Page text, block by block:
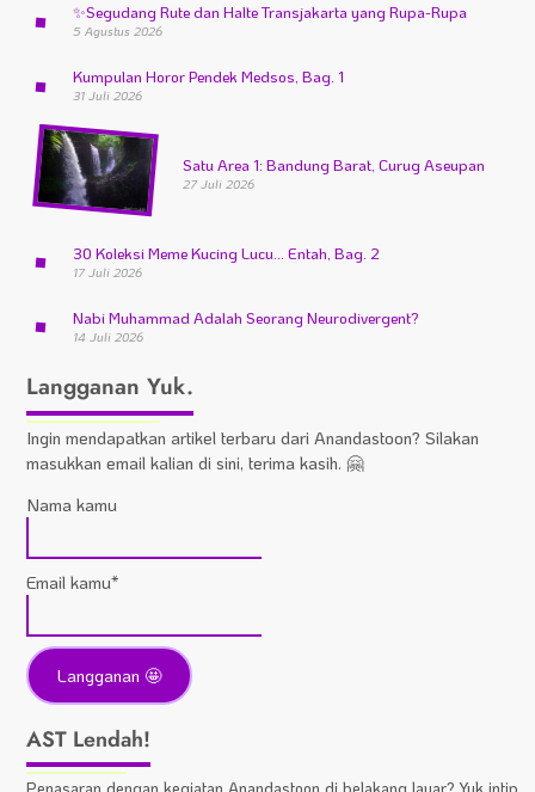
✨Segudang Rute dan Halte Transjakarta yang Rupa-Rupa
5 Agustus 2026
Kumpulan Horor Pendek Medsos, Bag. 1
31 Juli 2026
Satu Area 1: Bandung Barat, Curug Aseupan
27 Juli 2026
30 Koleksi Meme Kucing Lucu… Entah, Bag. 2
17 Juli 2026
Nabi Muhammad Adalah Seorang Neurodivergent?
14 Juli 2026
Langganan Yuk.
Ingin mendapatkan artikel terbaru dari Anandastoon? Silakan
masukkan email kalian di sini, terima kasih. 🤗
Nama kamu
Email kamu*
AST Lendah!